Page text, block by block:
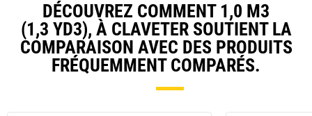
DÉCOUVREZ COMMENT 1,0 M3
(1,3 YD3), À CLAVETER SOUTIENT LA
COMPARAISON AVEC DES PRODUITS
FRÉQUEMMENT COMPARÉS.